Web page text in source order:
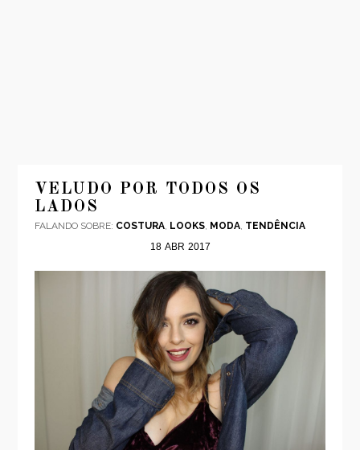
MODA
VIAGENS
VELUDO POR TODOS OS
LADOS
FALANDO SOBRE: COSTURA, LOOKS, MODA, TENDÊNCIA
18 ABR 2017